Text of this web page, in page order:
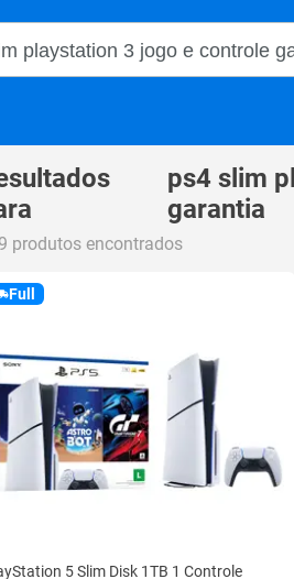
Magalu
ps4 slim
garantia
produtos encontrados
Full
5 Slim Disk 1TB 1 Controle